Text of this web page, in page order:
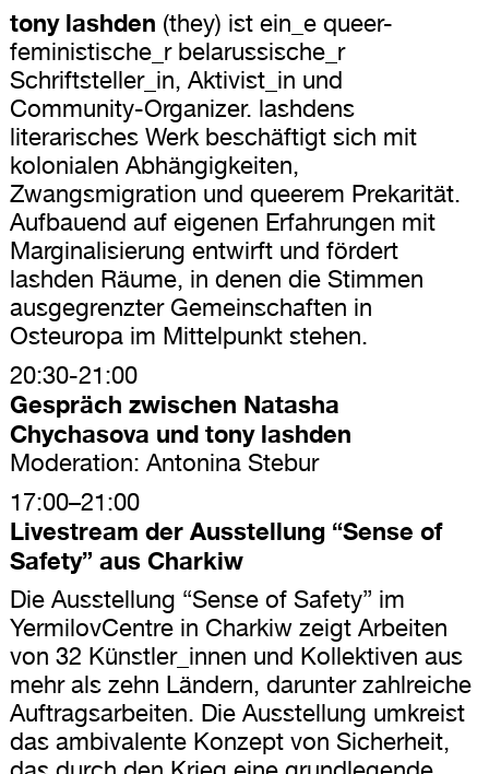
tony lashden (they) ist ein_e queer-
feministische_r belarussische_r
Schriftsteller_in, Aktivist_in und
Community-Organizer. lashdens
literarisches Werk beschäftigt sich mit
kolonialen Abhängigkeiten,
Zwangsmigration und queerem Prekarität.
Aufbauend auf eigenen Erfahrungen mit
Marginalisierung entwirft und fördert
lashden Räume, in denen die Stimmen
ausgegrenzter Gemeinschaften in
Osteuropa im Mittelpunkt stehen.
20:30-21:00
Gespräch zwischen Natasha
Chychasova und tony lashden
Moderation: Antonina Stebur
17:00–21:00
Livestream der Ausstellung “Sense of
Safety” aus Charkiw
Die Ausstellung “Sense of Safety” im
YermilovCentre in Charkiw zeigt Arbeiten
von 32 Künstler_innen und Kollektiven aus
mehr als zehn Ländern, darunter zahlreiche
Auftragsarbeiten. Die Ausstellung umkreist
das ambivalente Konzept von Sicherheit,